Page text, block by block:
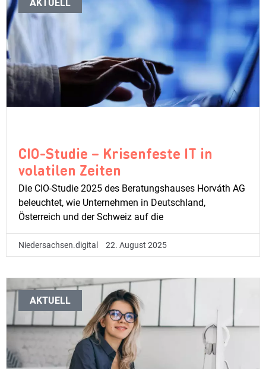
AKTUELL
CIO-Studie – Krisenfeste IT in
volatilen Zeiten
Die CIO-Studie 2025 des Beratungshauses Horváth AG
beleuchtet, wie Unternehmen in Deutschland,
Österreich und der Schweiz auf die
Niedersachsen.digital 22. August 2025
AKTUELL